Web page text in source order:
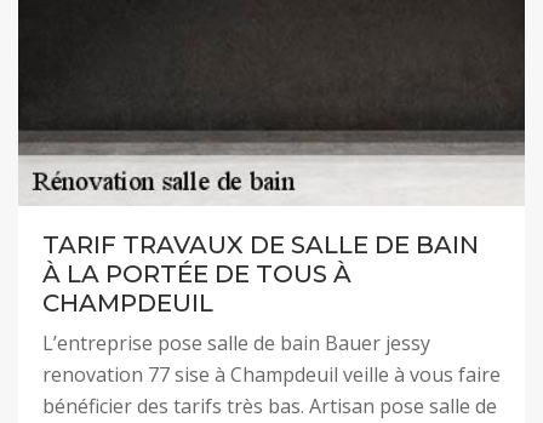
TARIF TRAVAUX DE SALLE DE BAIN
À LA PORTÉE DE TOUS À
CHAMPDEUIL
L’entreprise pose salle de bain Bauer jessy
renovation 77 sise à Champdeuil veille à vous faire
bénéficier des tarifs très bas. Artisan pose salle de